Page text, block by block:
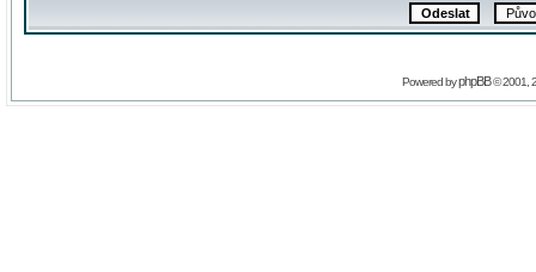
Powered byphpBB© 2001,